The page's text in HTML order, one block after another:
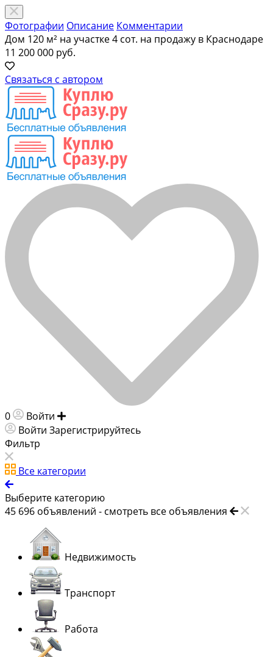
Фотографии Описание Комментарии
Дом 120 м² на участке 4 сот. на продажу в Краснодаре
11 200 000 руб.
Связаться с автором
0 Войти
Войти Зарегистрируйтесь
Фильтр
Все категории
Выберите категорию
45 696 объявлений - смотреть все объявления
Недвижимость
Транспорт
Работа